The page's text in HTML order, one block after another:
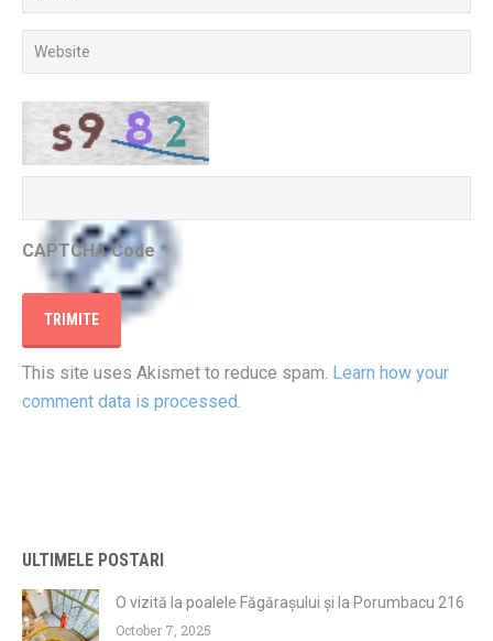
CAPTCHA Code *
This site uses Akismet to reduce spam. Learn how your
comment data is processed.
ULTIMELE POSTARI
O vizită la poalele Făgărașului și la Porumbacu 216
October 7, 2025